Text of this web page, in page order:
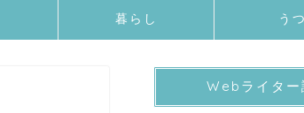
暮らし うつ
Webライター